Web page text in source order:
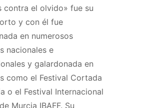
contra el olvido» fue su
y con él fue
en numerosos
nacionales e
y galardonada en
como el Festival Cortada
o el Festival Internacional
Murcia IBAFF. Su